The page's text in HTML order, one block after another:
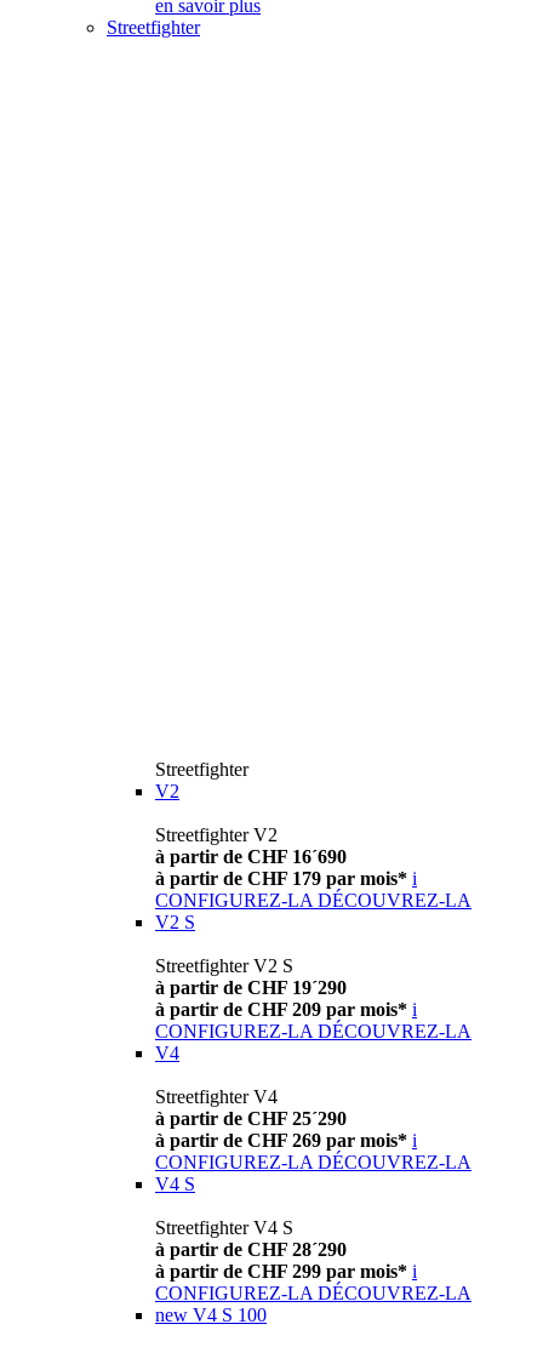
en savoir plus
Streetfighter
Streetfighter
V2
Streetfighter V2
à partir de CHF 16´690
à partir de CHF 179 par mois* i
CONFIGUREZ-LA DÉCOUVREZ-LA
V2 S
Streetfighter V2 S
à partir de CHF 19´290
à partir de CHF 209 par mois* i
CONFIGUREZ-LA DÉCOUVREZ-LA
V4
Streetfighter V4
à partir de CHF 25´290
à partir de CHF 269 par mois* i
CONFIGUREZ-LA DÉCOUVREZ-LA
V4 S
Streetfighter V4 S
à partir de CHF 28´290
à partir de CHF 299 par mois* i
CONFIGUREZ-LA DÉCOUVREZ-LA
new V4 S 100